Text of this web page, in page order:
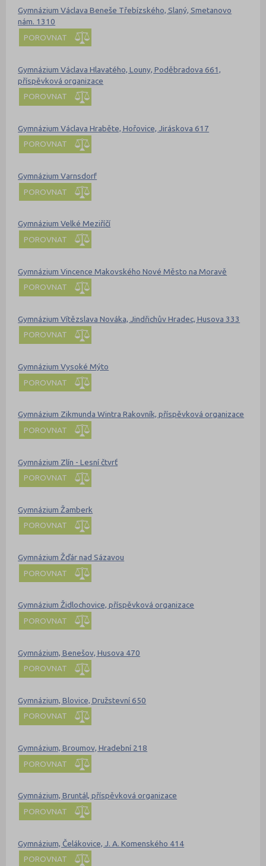
Gymnázium Václava Beneše Třebízského, Slaný, Smetanovo
nám. 1310
POROVNAT
Gymnázium Václava Hlavatého, Louny, Poděbradova 661,
příspěvková organizace
POROVNAT
Gymnázium Václava Hraběte, Hořovice, Jiráskova 617
POROVNAT
Gymnázium Varnsdorf
POROVNAT
Gymnázium Velké Meziříčí
POROVNAT
Gymnázium Vincence Makovského Nové Město na Moravě
POROVNAT
Gymnázium Vítězslava Nováka, Jindřichův Hradec, Husova 333
POROVNAT
Gymnázium Vysoké Mýto
POROVNAT
Gymnázium Zikmunda Wintra Rakovník, příspěvková organizace
POROVNAT
Gymnázium Zlín - Lesní čtvrť
POROVNAT
Gymnázium Žamberk
POROVNAT
Gymnázium Žďár nad Sázavou
POROVNAT
Gymnázium Židlochovice, příspěvková organizace
POROVNAT
Gymnázium, Benešov, Husova 470
POROVNAT
Gymnázium, Blovice, Družstevní 650
POROVNAT
Gymnázium, Broumov, Hradební 218
POROVNAT
Gymnázium, Bruntál, příspěvková organizace
POROVNAT
Gymnázium, Čelákovice, J. A. Komenského 414
POROVNAT